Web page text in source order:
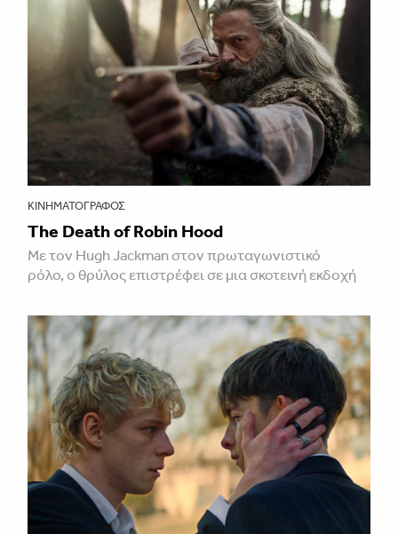
ΚΙΝΗΜΑΤΟΓΡΆΦΟΣ
The Death of Robin Hood
Με τον Hugh Jackman στον πρωταγωνιστικό
ρόλο, ο θρύλος επιστρέφει σε μια σκοτεινή εκδοχή